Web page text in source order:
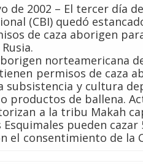
de 2002 – El tercer día
(CBI) quedó
de caza aborigen
norteamericana
permisos de caza
subsistencia y cultura
productos de ballena.
a la tribu Makah
pueden cazar
el consentimiento de la